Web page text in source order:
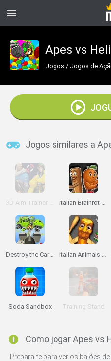
Apes vs
Jogos / Jogos de
Jogos similares a
3D Aim Trainer Deathmatch Italian Brainrot Meme Sandbox
Destroy the Car 3D Italian Animals Meme Playground
Soda Sandbox Training Stand
Como jogar Apes vs
Prepara-te para ver os balões